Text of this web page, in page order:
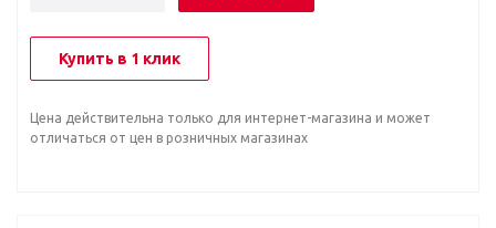
Купить в 1 клик
Цена действительна только для интернет-магазина и может
отличаться от цен в розничных магазинах